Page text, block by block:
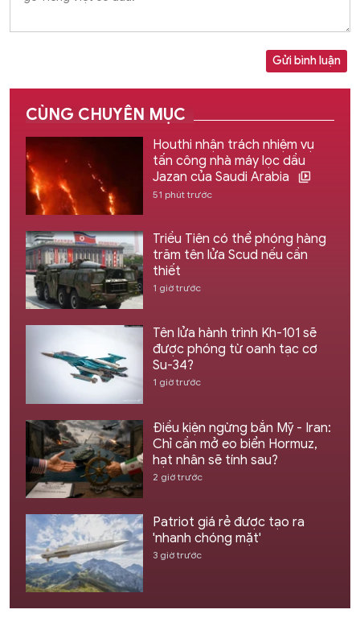
Gửi bình luận
CÙNG CHUYÊN MỤC
Houthi nhận trách nhiệm vụ
tấn công nhà máy lọc dầu
Jazan của Saudi Arabia
51 phút trước
Triều Tiên có thể phóng hàng
trăm tên lửa Scud nếu cần
thiết
1 giờ trước
Tên lửa hành trình Kh-101 sẽ
được phóng từ oanh tạc cơ
Su-34?
1 giờ trước
Điều kiện ngừng bắn Mỹ - Iran:
Chỉ cần mở eo biển Hormuz,
hạt nhân sẽ tính sau?
2 giờ trước
Patriot giá rẻ được tạo ra
'nhanh chóng mặt'
3 giờ trước